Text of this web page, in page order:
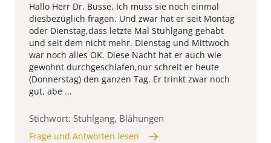
Hallo Herr Dr. Busse, Ich muss sie noch einmal
diesbezüglich fragen. Und zwar hat er seit Montag
oder Dienstag,dass letzte Mal Stuhlgang gehabt
und seit dem nicht mehr. Dienstag und Mittwoch
war noch alles OK. Diese Nacht hat er auch wie
gewohnt durchgeschlafen,nur schreit er heute
(Donnerstag) den ganzen Tag. Er trinkt zwar noch
gut, abe ...
Stichwort: Stuhlgang, Blähungen
Frage und Antworten lesen